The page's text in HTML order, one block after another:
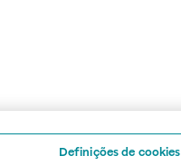
Definições de cookies